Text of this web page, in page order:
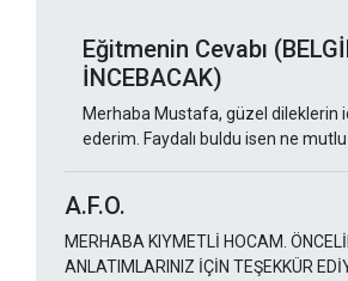
Eğitmenin Cevabı
İNCEBACAK)
Merhaba Mustafa, güzel dileklerin
ederim. Faydalı buldu isen ne
A.F.O.
MERHABA KIYMETLİ HOCAM.
ANLATIMLARINIZ İÇİN TEŞEKKÜR